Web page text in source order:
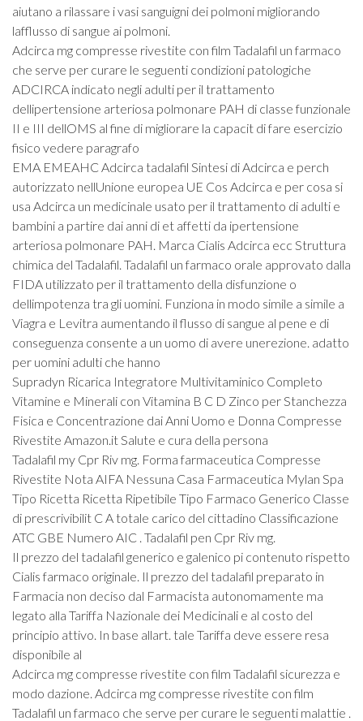
aiutano a rilassare i vasi sanguigni dei polmoni migliorando
lafflusso di sangue ai polmoni.
Adcirca mg compresse rivestite con film Tadalafil un farmaco
che serve per curare le seguenti condizioni patologiche
ADCIRCA indicato negli adulti per il trattamento
dellipertensione arteriosa polmonare PAH di classe funzionale
II e III dellOMS al fine di migliorare la capacit di fare esercizio
fisico vedere paragrafo
EMA EMEAHC Adcirca tadalafil Sintesi di Adcirca e perch
autorizzato nellUnione europea UE Cos Adcirca e per cosa si
usa Adcirca un medicinale usato per il trattamento di adulti e
bambini a partire dai anni di et affetti da ipertensione
arteriosa polmonare PAH. Marca Cialis Adcirca ecc Struttura
chimica del Tadalafil. Tadalafil un farmaco orale approvato dalla
FIDA utilizzato per il trattamento della disfunzione o
dellimpotenza tra gli uomini. Funziona in modo simile a simile a
Viagra e Levitra aumentando il flusso di sangue al pene e di
conseguenza consente a un uomo di avere unerezione. adatto
per uomini adulti che hanno
Supradyn Ricarica Integratore Multivitaminico Completo
Vitamine e Minerali con Vitamina B C D Zinco per Stanchezza
Fisica e Concentrazione dai Anni Uomo e Donna Compresse
Rivestite Amazon.it Salute e cura della persona
Tadalafil my Cpr Riv mg. Forma farmaceutica Compresse
Rivestite Nota AIFA Nessuna Casa Farmaceutica Mylan Spa
Tipo Ricetta Ricetta Ripetibile Tipo Farmaco Generico Classe
di prescrivibilit C A totale carico del cittadino Classificazione
ATC GBE Numero AIC . Tadalafil pen Cpr Riv mg.
Il prezzo del tadalafil generico e galenico pi contenuto rispetto
Cialis farmaco originale. Il prezzo del tadalafil preparato in
Farmacia non deciso dal Farmacista autonomamente ma
legato alla Tariffa Nazionale dei Medicinali e al costo del
principio attivo. In base allart. tale Tariffa deve essere resa
disponibile al
Adcirca mg compresse rivestite con film Tadalafil sicurezza e
modo dazione. Adcirca mg compresse rivestite con film
Tadalafil un farmaco che serve per curare le seguenti malattie .